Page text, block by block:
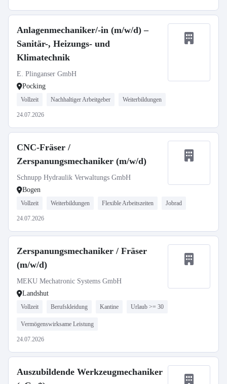
Anlagenmechaniker/-in (m/w/d) –
Sanitär-, Heizungs- und
Klimatechnik
E. Plinganser GmbH
Pocking
Vollzeit Nachhaltiger Arbeitgeber Weiterbildungen
24.07.2026
CNC-Fräser /
Zerspanungsmechaniker (m/w/d)
Schnupp Hydraulik Verwaltungs GmbH
Bogen
Vollzeit Weiterbildungen Flexible Arbeitszeiten Jobrad
24.07.2026
Zerspanungsmechaniker / Fräser
(m/w/d)
MEKU Mechatronic Systems GmbH
Landshut
Vollzeit Berufskleidung Kantine Urlaub >= 30
Vermögenswirksame Leistung
24.07.2026
Auszubildende Werkzeugmechaniker